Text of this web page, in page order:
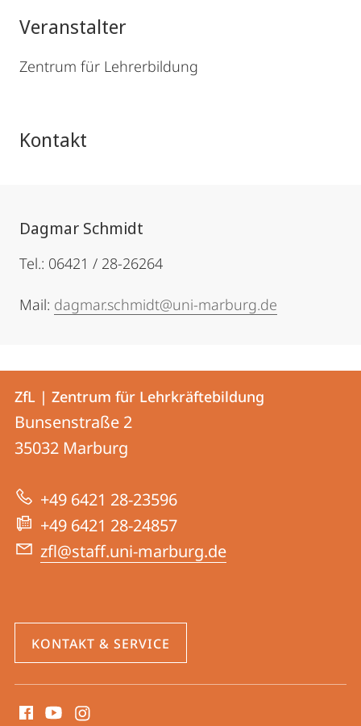
Veranstalter
Zentrum für Lehrerbildung
Kontakt
Dagmar Schmidt
Tel.: 06421 / 28-26264
Mail: dagmar.schmidt@uni-marburg.de
Kontakt
und
Informationen
zur
Website
Kontaktinformationen
ZfL
|
Zentrum
für
Lehrkräftebildung
ZfL | Zentrum für Lehrkräftebildung
Bunsenstraße 2
35032 Marburg
+49 6421 28-23596
+49 6421 28-24857
zfl@staff.uni-marburg.de
KONTAKT & SERVICE